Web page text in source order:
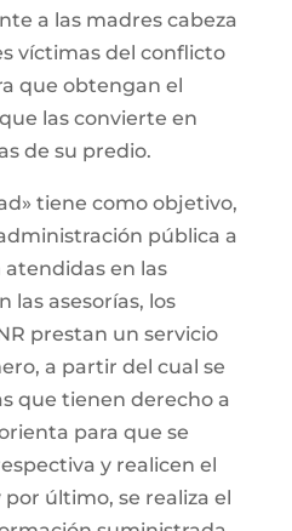
a las madres cabeza
víctimas del conflicto
que obtengan el
las convierte en
de su predio.
tiene como objetivo,
pública a
en las
las asesorías, los
prestan un servicio
a partir del cual se
que tienen derecho a
para que se
y realicen el
último, se realiza el